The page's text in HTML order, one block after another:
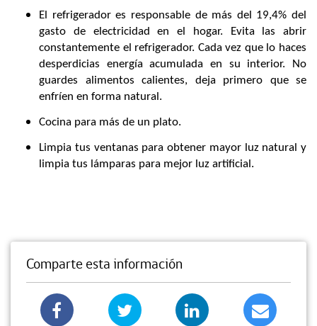
El refrigerador es responsable de más del 19,4% del
gasto de electricidad en el hogar. Evita las abrir
constantemente el refrigerador. Cada vez que lo haces
desperdicias energía acumulada en su interior. No
guardes alimentos calientes, deja primero que se
enfríen en forma natural.
Cocina para más de un plato.
Limpia tus ventanas para obtener mayor luz natural y
limpia tus lámparas para mejor luz artificial.
Comparte esta información